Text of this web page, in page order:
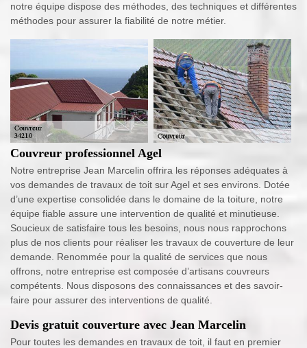
notre équipe dispose des méthodes, des techniques et différentes
méthodes pour assurer la fiabilité de notre métier.
Couvreur professionnel Agel
Notre entreprise Jean Marcelin offrira les réponses adéquates à
vos demandes de travaux de toit sur Agel et ses environs. Dotée
d’une expertise consolidée dans le domaine de la toiture, notre
équipe fiable assure une intervention de qualité et minutieuse.
Soucieux de satisfaire tous les besoins, nous nous rapprochons
plus de nos clients pour réaliser les travaux de couverture de leur
demande. Renommée pour la qualité de services que nous
offrons, notre entreprise est composée d’artisans couvreurs
compétents. Nous disposons des connaissances et des savoir-
faire pour assurer des interventions de qualité.
Devis gratuit couverture avec Jean Marcelin
Pour toutes les demandes en travaux de toit, il faut en premier